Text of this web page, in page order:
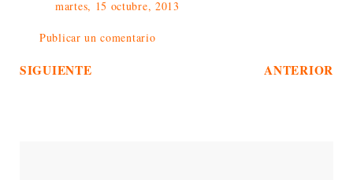
martes, 15 octubre, 2013
Publicar un comentario
SIGUIENTE ANTERIOR